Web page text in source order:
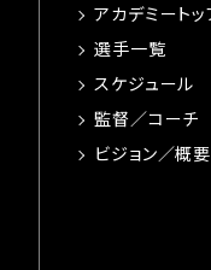
アカデミートッ
選手一覧
スケジュール
監督／コーチ
ビジョン／概要